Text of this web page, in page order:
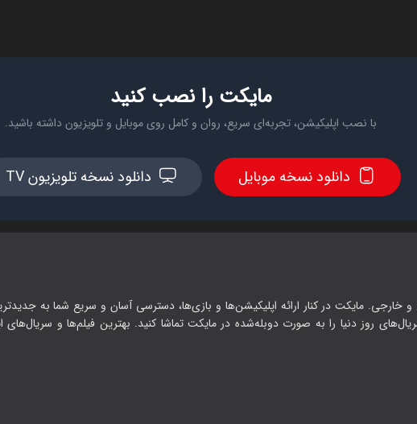
مایکت را نصب کنید
با نصب اپلیکیشن، تجربه‌ای سریع، روان و کامل روی موبایل و تلویزیون داشته باشید.
دانلود نسخه موبایل دانلود نسخه تلویزیون TV
و خارجی. مایکت در کنار ارائه اپلیکیشن‌ها و بازی‌ها، دسترسی آسان و سریع شما به
روز دنیا را به صورت دوبله‌شده در مایکت تماشا کنید. بهترین فیلم‌ها و سریال‌های